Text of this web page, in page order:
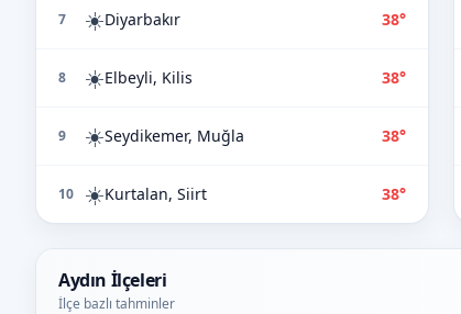
7 ☀️Diyarbakır 38°
8 ☀️Elbeyli, Kilis 38°
9 ☀️Seydikemer, Muğla 38°
10 ☀️Kurtalan, Siirt 38°
Aydın İlçeleri
İlçe bazlı tahminler